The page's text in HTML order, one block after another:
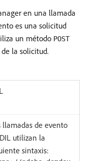
en una llamada
es una solicitud
un método POST
la solicitud.
llamadas de evento
utilizan la
sintaxis: